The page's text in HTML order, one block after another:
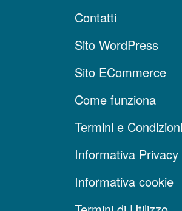
Contatti
Sito WordPress
Sito ECommerce
Come funziona
Termini e Condizioni
Informativa Privacy
Informativa cookie